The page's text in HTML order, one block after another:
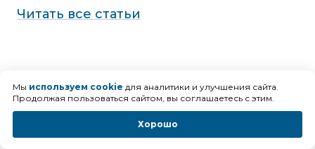
Читать все статьи
Мы используем cookie для аналитики и улучшения сайта.
Продолжая пользоваться сайтом, вы соглашаетесь с этим.
Хорошо